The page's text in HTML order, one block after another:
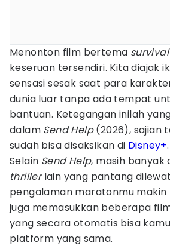
Menonton film bertema survival
keseruan tersendiri. Kita diajak
sensasi sesak saat para
dunia luar tanpa ada tempat
bantuan. Ketegangan inilah
dalam Send Help(2026), sajian
sudah bisa disaksikan di Disney+.
Selain Send Help, masih banyak
thrillerlain yang pantang
pengalaman maratonmu
juga memasukkan beberapa
yang secara otomatis bisa
platform yang sama.